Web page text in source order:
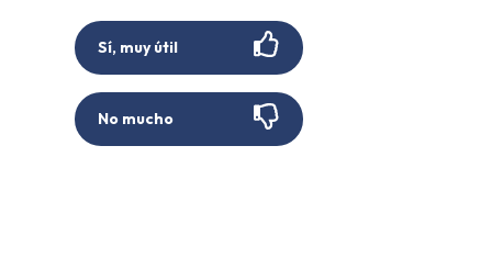
Sí, muy útil
No mucho